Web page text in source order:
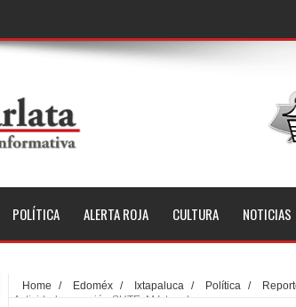
POLÍTICA ALERTA ROJA CULTURA NOTICIAS
Home / Edoméx / Ixtapaluca / Política /
Actividades sección SUTEyM Ixtapaluca